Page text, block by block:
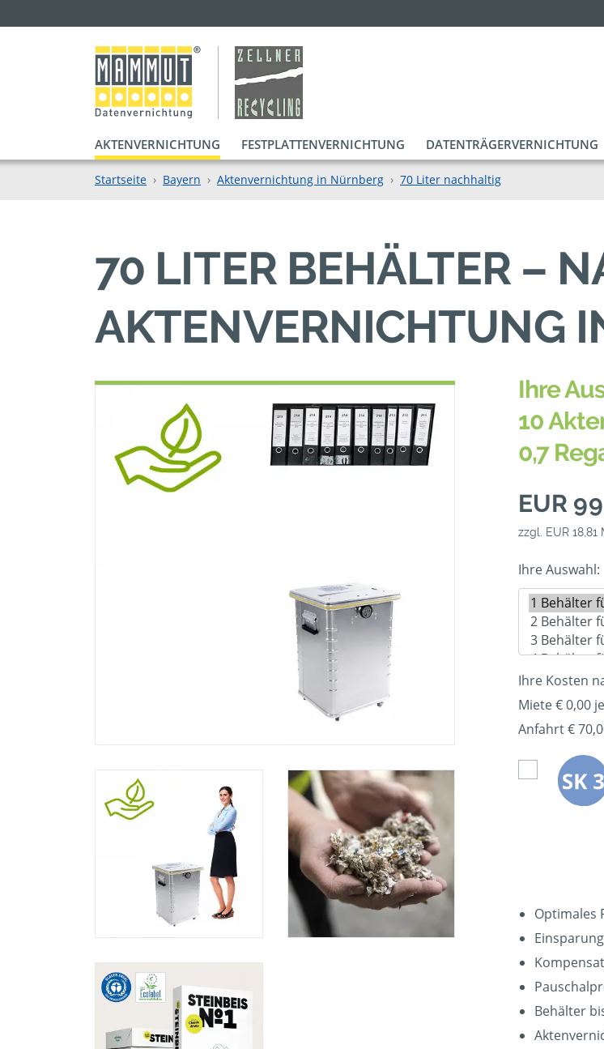
AKTENVERNICHTUNG FESTPLATTENVERNICHTUNG DATENTRÄGERVERNICHTUNG
Startseite Bayern Aktenvernichtung in Nürnberg 70 Liter nachhaltig
70 LITER BEHÄLTER –
AKTENVERNICHTUNG
Ihre
10
0,7
EUR
zzgl. EUR 18,81
Ihre Auswahl:
Ihre Kosten
Miete € 0,00
Anfahrt €
Optimales
Behälter